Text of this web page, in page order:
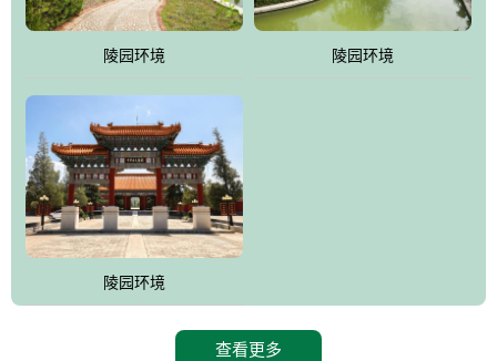
陵园环境 陵园环境
陵园环境
查看更多